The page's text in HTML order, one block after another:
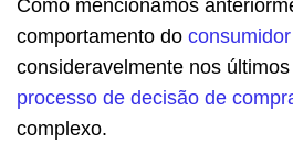
Como mencionamos
comportamento do consumidor
consideravelmente nos
processo de decisão de
complexo.